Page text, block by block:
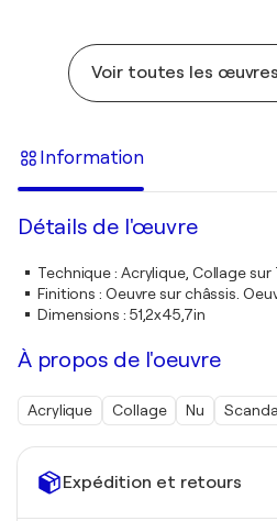
Expédition et retours
Voir toutes les
Information
Détails de l'œuvre
Technique: Acrylique, Collage sur
Finitions : Oeuvre sur châssis.
Dimensions : 51,2x45,7in
À propos de l'oeuvre
Acrylique Collage Nu